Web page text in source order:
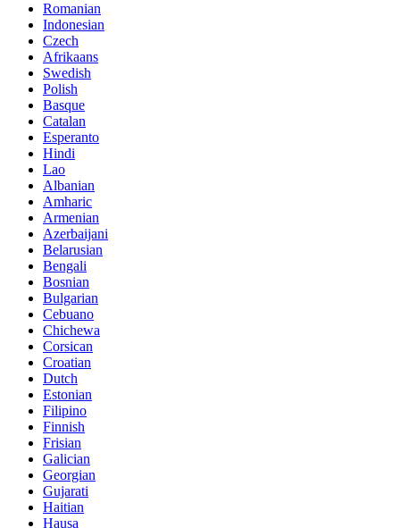
Romanian
Indonesian
Czech
Afrikaans
Swedish
Polish
Basque
Catalan
Esperanto
Hindi
Lao
Albanian
Amharic
Armenian
Azerbaijani
Belarusian
Bengali
Bosnian
Bulgarian
Cebuano
Chichewa
Corsican
Croatian
Dutch
Estonian
Filipino
Finnish
Frisian
Galician
Georgian
Gujarati
Haitian
Hausa